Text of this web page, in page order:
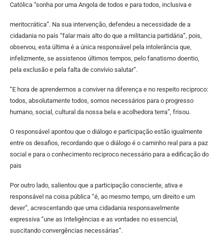
Católica “sonha por uma Angola de todos e para todos, inclusiva e
meritocrática”. Na sua intervenção, defendeu a necessidade de a
cidadania no país “falar mais alto do que a militancia partidária”, pois,
observou, esta última é a única responsável pela intolerância que,
infelizmente, se assistenos últimos tempos, pelo fanatismo doentio,
pela exclusão e pela falta de convívio salutar”.
“E hora de aprendermos a conviver na diferença e no respeito reciproco:
todos, absolutamente todos, somos necessários para o progresso
humano, social, cultural da nossa bela e acolhedora terra”, frisou.
O responsável apontou que o diálogo e participação estão igualmente
entre os desafios, recordando que o diálogo é o caminho real para a paz
social e para o conhecimento reciproco necessário para a edificação do
pais
Por outro lado, salientou que a participação consciente, ativa e
responsável na coisa pública “é, ao mesmo tempo, um direito e um
dever”, acrescentando que uma cidadania responsavelmente
expressiva “une as Inteligências e as vontades no essencial,
suscitando convergências necessárias”.